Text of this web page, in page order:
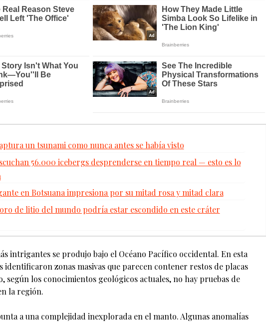
un tsunami como nunca antes se había visto
56.000 icebergs desprenderse en tiempo real — esto es lo
en Botsuana impresiona por su mitad rosa y mitad clara
de litio del mundo podría estar escondido en este cráter
intrigantes se produjo bajo el Océano Pacífico occidental. En esta
identificaron zonas masivas que parecen contener restos de placas
según los conocimientos geológicos actuales, no hay pruebas de
la región.
a una complejidad inexplorada en el manto. Algunas anomalías